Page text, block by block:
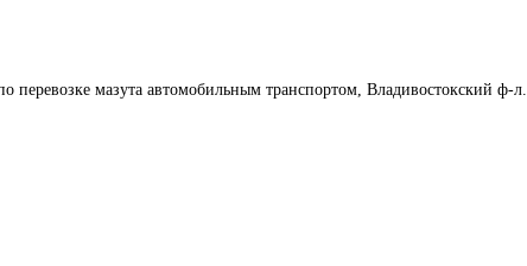
перевозке мазута автомобильным транспортом, Владивостокский ф-л.